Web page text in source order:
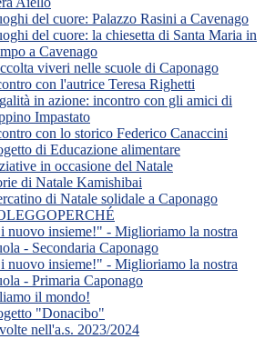
del cuore: Palazzo Rasini a Cavenago
del cuore: la chiesetta di Santa Maria in
a Cavenago
viveri nelle scuole di Caponago
con l'autrice Teresa Righetti
in azione: incontro con gli amici di
Impastato
con lo storico Federico Canaccini
di Educazione alimentare
in occasione del Natale
di Natale Kamishibai
di Natale solidale a Caponago
nuovo insieme!" - Miglioriamo la nostra
- Secondaria Caponago
nuovo insieme!" - Miglioriamo la nostra
- Primaria Caponago
il mondo!
"Donacibo"
nell'a.s. 2023/2024